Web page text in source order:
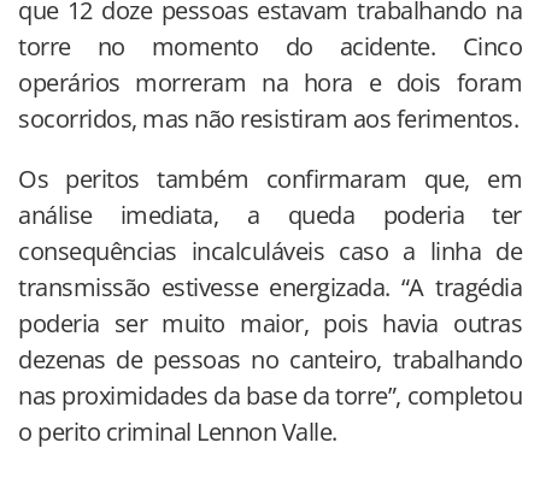
que 12 doze pessoas estavam trabalhando na
torre no momento do acidente. Cinco
operários morreram na hora e dois foram
socorridos, mas não resistiram aos ferimentos.
Os peritos também confirmaram que, em
análise imediata, a queda poderia ter
consequências incalculáveis caso a linha de
transmissão estivesse energizada. “A tragédia
poderia ser muito maior, pois havia outras
dezenas de pessoas no canteiro, trabalhando
nas proximidades da base da torre”, completou
o perito criminal Lennon Valle.